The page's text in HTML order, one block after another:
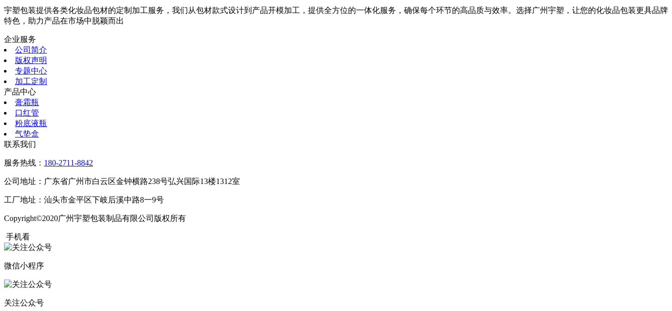
宇塑包装提供各类化妆品包材的定制加工服务，我们从包材款式设计到产品开模加工，提供全方位的一体化服务，确保每个环节的高品质与效率。选择广州宇塑，让您的化妆品包装更具品牌
特色，助力产品在市场中脱颖而出
企业服务
公司简介
版权声明
专题中心
加工定制
产品中心
膏霜瓶
口红管
粉底液瓶
气垫盒
联系我们
服务热线： 180-2711-8842
公司地址：广东省广州市白云区金钟横路238号弘兴国际13楼1312室
工厂地址：汕头市金平区下岐后溪中路8一9号
Copyright©2020广州宇塑包装制品有限公司版权所有
手机看
微信小程序
关注公众号